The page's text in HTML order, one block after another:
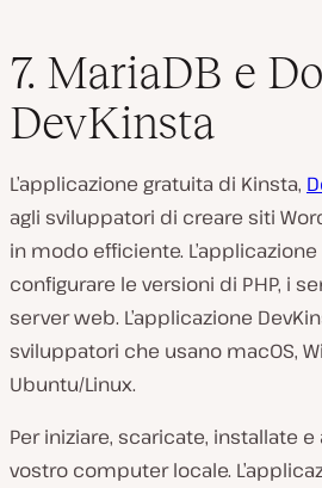
7. MariaDB e
DevKinsta
L’applicazione gratuita di Kinsta,
agli sviluppatori di creare siti
in modo efficiente.
configurare le versioni di PHP, i
server web. L’applicazione
sviluppatori che usano macOS,
Ubuntu/Linux.
Per iniziare, scaricate, installate
vostro computer locale.